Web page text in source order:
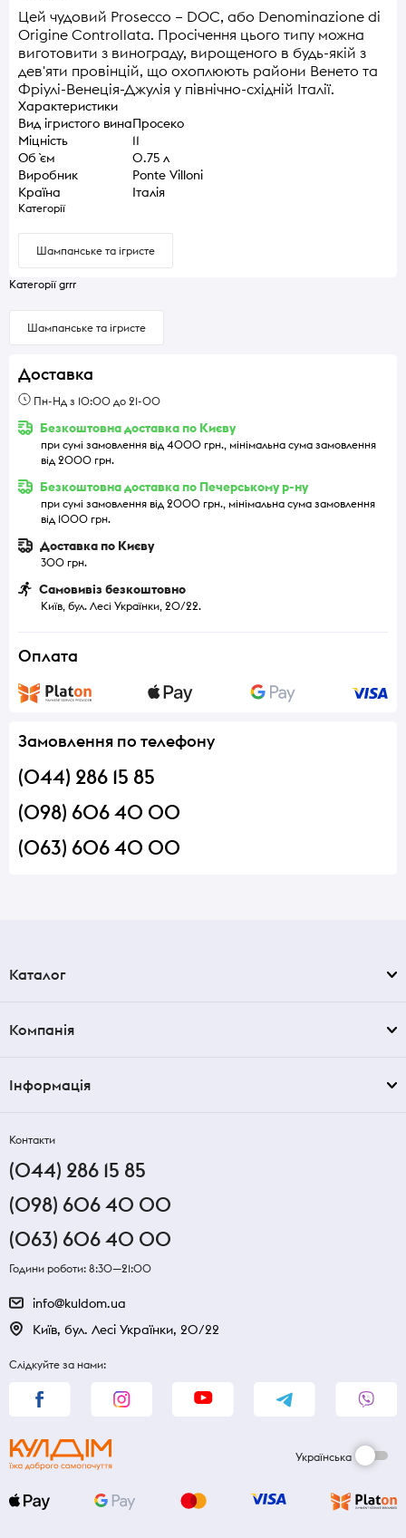
Цей чудовий Prosecco – DOC, або Denominazione di
Origine Controllata. Просічення цього типу можна
виготовити з винограду, вирощеного в будь-якій з
дев'яти провінцій, що охоплюють райони Венето та
Фріулі-Венеція-Джулія у північно-східній Італії.
Характеристики
Вид ігристого винаПросеко
Міцність
11
Об `єм
0.75 л
Виробник
Ponte Villoni
Країна
Італія
Категорії
Шампанське та ігристе
Категорії grrr
Шампанське та ігристе
Доставка
Пн-Нд з 10:00 до 21-00
Безкоштовна доставка по Києву
при сумі замовлення від 4000 грн., мінімальна сума замовлення
від 2000 грн.
Безкоштовна доставка по Печерському р-ну
при сумі замовлення від 2000 грн., мінімальна сума замовлення
від 1000 грн.
Доставка по Києву
300 грн.
Самовивіз безкоштовно
Київ, бул. Лесі Українки, 20/22.
Оплата
Замовлення по телефону
(044) 286 15 85
(098) 606 40 00
(063) 606 40 00
Каталог
Компанія
Інформація
Контакти
(044) 286 15 85
(098) 606 40 00
(063) 606 40 00
Години роботи: 8:30—21:00
info@kuldom.ua
Київ, бул. Лесі Українки, 20/22
Слідкуйте за нами:
Українська